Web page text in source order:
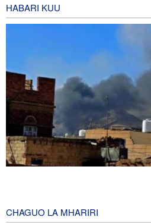
HABARI KUU
CHAGUO LA MHARIRI